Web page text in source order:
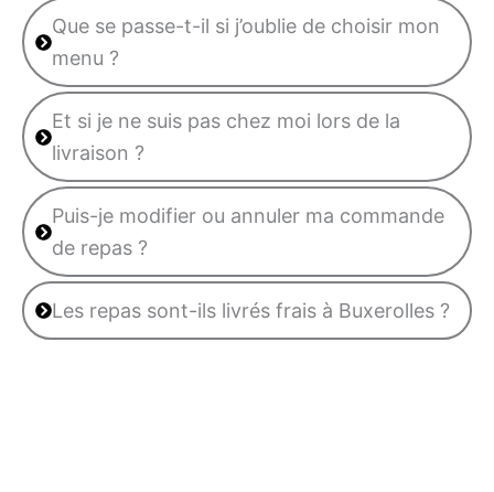
Que se passe-t-il si j’oublie de choisir mon
menu ?
Et si je ne suis pas chez moi lors de la
livraison ?
Puis-je modifier ou annuler ma commande
de repas ?
Les repas sont-ils livrés frais à Buxerolles ?